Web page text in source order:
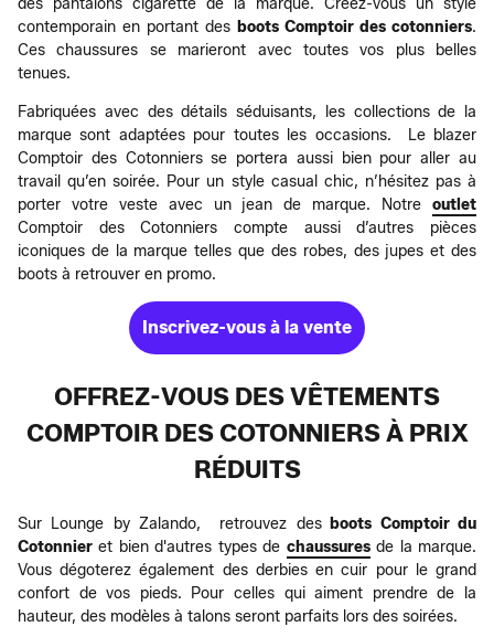
contemporain en portant des boots Comptoir des cotonniers.
Ces chaussures se marieront avec toutes vos plus belles
tenues.
Fabriquées avec des détails séduisants, les collections de la
marque sont adaptées pour toutes les occasions. Le blazer
Comptoir des Cotonniers se portera aussi bien pour aller au
travail qu’en soirée. Pour un style casual chic, n’hésitez pas à
porter votre veste avec un jean de marque. Notre outlet
Comptoir des Cotonniers compte aussi d’autres pièces
iconiques de la marque telles que des robes, des jupes et des
boots à retrouver en promo.
Inscrivez-vous à la vente
OFFREZ-VOUS DES VÊTEMENTS
COMPTOIR DES COTONNIERS À PRIX
RÉDUITS
Sur Lounge by Zalando, retrouvez desboots Comptoir du
Cotonnier et bien d'autres types de chaussuresde la marque.
Vous dégoterez également des derbies en cuir pour le grand
confort de vos pieds. Pour celles qui aiment prendre de la
hauteur, des modèles à talons seront parfaits lors des soirées.